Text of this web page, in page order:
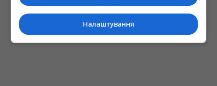
Налаштування